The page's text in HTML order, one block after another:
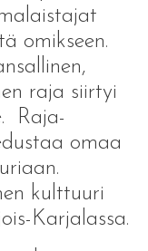
omikseen.
raja siirtyi
Raja-
omaa
kulttuuri
Karjalassa.